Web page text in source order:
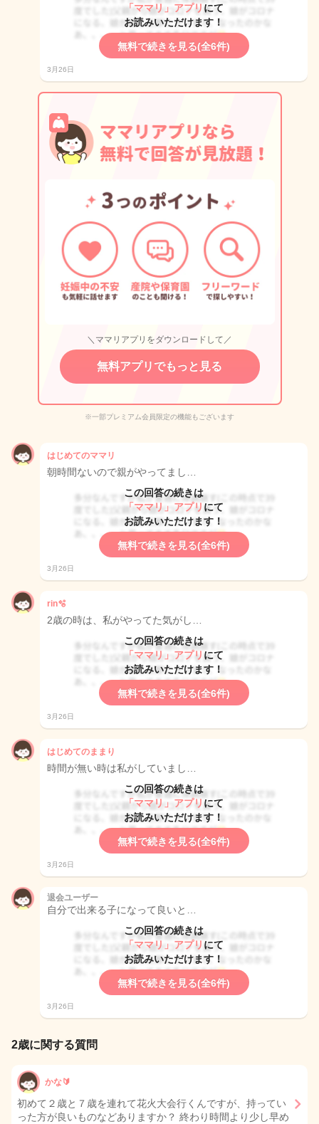
「ママリ」アプリ にて
お読みいただけます！
無料で続きを見る(全6件)
3月26日
＼ママリアプリをダウンロードして／
無料アプリでもっと見る
※一部プレミアム会員限定の機能もございます
はじめてのママリ
朝時間ないので親がやってまし…
この回答の続きは
「ママリ」アプリ にて
お読みいただけます！
無料で続きを見る(全6件)
3月26日
rin🫧
2歳の時は、私がやってた気がし…
この回答の続きは
「ママリ」アプリ にて
お読みいただけます！
無料で続きを見る(全6件)
3月26日
はじめてのままり
時間が無い時は私がしていまし…
この回答の続きは
「ママリ」アプリ にて
お読みいただけます！
無料で続きを見る(全6件)
3月26日
退会ユーザー
自分で出来る子になって良いと…
この回答の続きは
「ママリ」アプリ にて
お読みいただけます！
無料で続きを見る(全6件)
3月26日
2歳に関する質問
かな🔰
初めて２歳と７歳を連れて花火大会行くんですが、持ってい
った方が良いものなどありますか？ 終わり時間より少し早め